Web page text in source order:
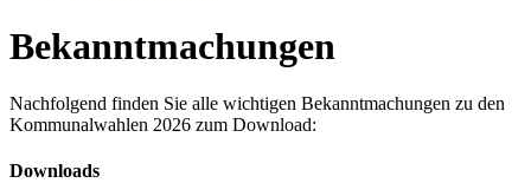
Bekanntmachungen
Nachfolgend finden Sie alle wichtigen Bekanntmachungen zu den
Kommunalwahlen 2026 zum Download:
Downloads